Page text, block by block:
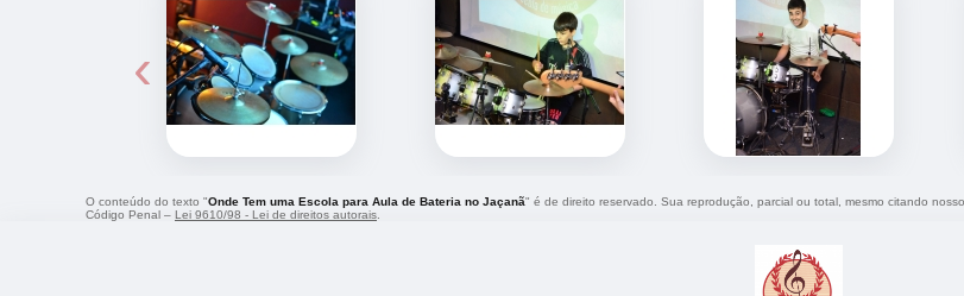
‹
O conteúdo do texto "Onde Tem uma Escola para Aula de Bateria no Jaçanã" é de direito reservado. Sua reprodução, parcial ou total, mesmo citando
Código Penal – Lei 9610/98 - Lei de direitos autorais